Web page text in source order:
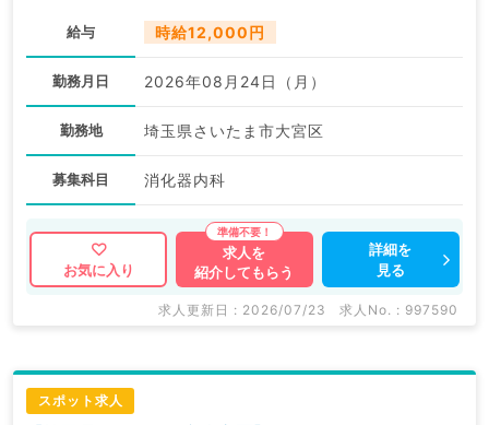
給与 時給12,000円
勤務月日 2026年08月24日（月）
勤務地 埼玉県さいたま市大宮区
募集科目 消化器内科
お気に入り
求人を
紹介してもらう
詳細を
見る
求人更新日 : 2026/07/23 求人No. : 997590
スポット求人